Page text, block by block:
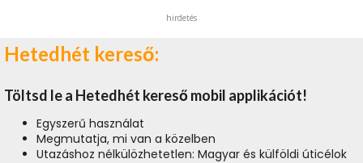
hirdetés
Hetedhét kereső:
Töltsd le a Hetedhét kereső mobil applikációt!
Egyszerű használat
Megmutatja, mi van a közelben
Utazáshoz nélkülözhetetlen: Magyar és külföldi úticélok